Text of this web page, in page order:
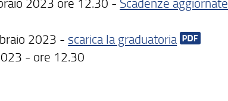
2023 - scarica la graduatoria
- ore 12.30